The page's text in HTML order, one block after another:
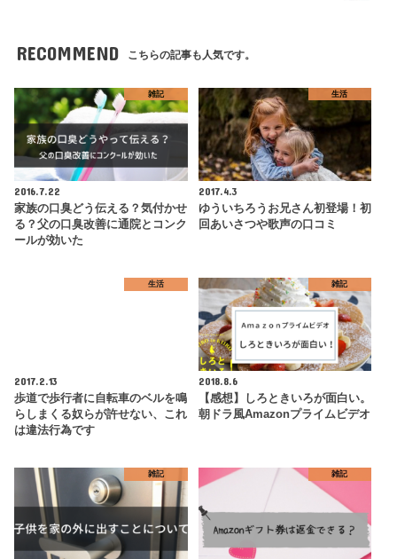
RECOMMEND こちらの記事も人気です。
雑記
2016.7.22
家族の口臭どう伝える？気付かせ
る？父の口臭改善に通院とコンク
ールが効いた
生活
2017.4.3
ゆういちろうお兄さん初登場！初
回あいさつや歌声の口コミ
生活
2017.2.13
歩道で歩行者に自転車のベルを鳴
らしまくる奴らが許せない、これ
は違法行為です
雑記
2018.8.6
【感想】しろときいろが面白い。
朝ドラ風Amazonプライムビデオ
雑記 雑記